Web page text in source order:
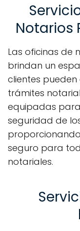
Notarios
Las oficinas de
brindan un
clientes
trámites
equipadas
seguridad de
seguro para
notariales.